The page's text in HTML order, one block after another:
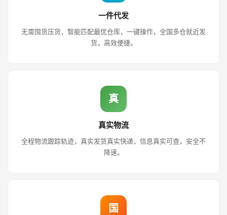
一件代发
无需囤货压货，智能匹配最优仓库，一键操作，全国多仓就近发
货，高效便捷。
真
真实物流
全程物流跟踪轨迹，真实发货真实快递，信息真实可查，安全不
降速。
国